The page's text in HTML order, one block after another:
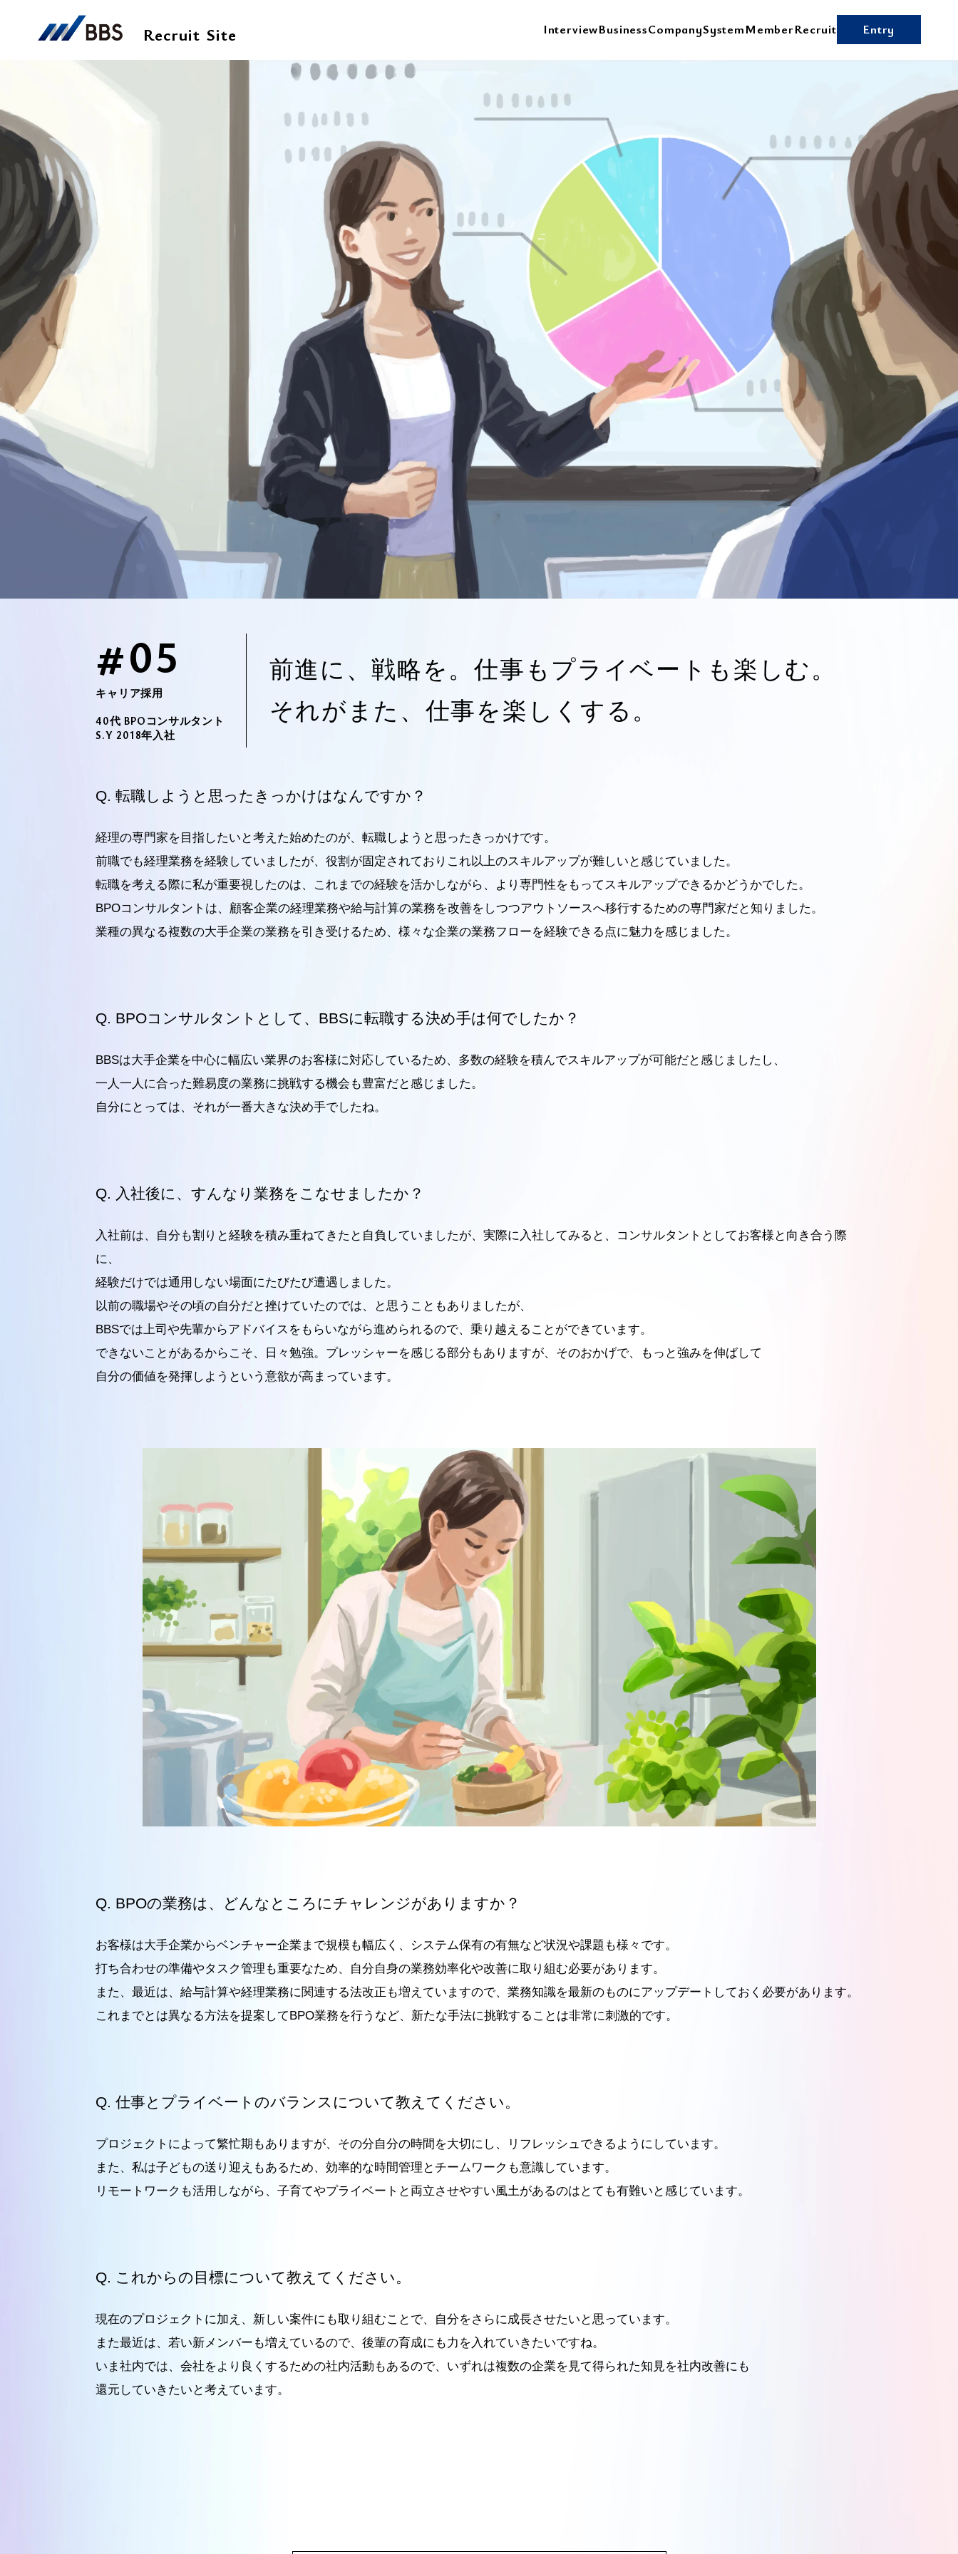
Recruit Site InterviewBusinessCompanySystemMemberRecruit Entry
Entry
新卒採用2027年卒
インターンシップ
#05
キャリア採用
40代 BPOコンサルタント
S.Y 2018年入社
前進に、戦略を。仕事もプライベートも楽しむ。
それがまた、仕事を楽しくする。
転職しようと思ったきっかけはなんですか？
経理の専門家を目指したいと考えた始めたのが、転職しようと思ったきっかけです。
前職でも経理業務を経験していましたが、役割が固定されておりこれ以上のスキルアップが難しいと感じていました。
転職を考える際に私が重要視したのは、これまでの経験を活かしながら、より専門性をもってスキルアップできるかどうかでした。
BPOコンサルタントは、顧客企業の経理業務や給与計算の業務を改善をしつつアウトソースへ移行するための専門家だと知りました。
業種の異なる複数の大手企業の業務を引き受けるため、様々な企業の業務フローを経験できる点に魅力を感じました。
BPOコンサルタントとして、BBSに転職する決め手は何でしたか？
BBSは大手企業を中心に幅広い業界のお客様に対応しているため、多数の経験を積んでスキルアップが可能だと感じましたし、
一人一人に合った難易度の業務に挑戦する機会も豊富だと感じました。
自分にとっては、それが一番大きな決め手でしたね。
入社後に、すんなり業務をこなせましたか？
入社前は、自分も割りと経験を積み重ねてきたと自負していましたが、実際に入社してみると、コンサルタントとしてお客様と向き合う際
に、
経験だけでは通用しない場面にたびたび遭遇しました。
以前の職場やその頃の自分だと挫けていたのでは、と思うこともありましたが、
BBSでは上司や先輩からアドバイスをもらいながら進められるので、乗り越えることができています。
できないことがあるからこそ、日々勉強。プレッシャーを感じる部分もありますが、そのおかげで、もっと強みを伸ばして
自分の価値を発揮しようという意欲が高まっています。
BPOの業務は、どんなところにチャレンジがありますか？
お客様は大手企業からベンチャー企業まで規模も幅広く、システム保有の有無など状況や課題も様々です。
打ち合わせの準備やタスク管理も重要なため、自分自身の業務効率化や改善に取り組む必要があります。
また、最近は、給与計算や経理業務に関連する法改正も増えていますので、業務知識を最新のものにアップデートしておく必要があります。
これまでとは異なる方法を提案してBPO業務を行うなど、新たな手法に挑戦することは非常に刺激的です。
仕事とプライベートのバランスについて教えてください。
プロジェクトによって繁忙期もありますが、その分自分の時間を大切にし、リフレッシュできるようにしています。
また、私は子どもの送り迎えもあるため、効率的な時間管理とチームワークも意識しています。
リモートワークも活用しながら、子育てやプライベートと両立させやすい風土があるのはとても有難いと感じています。
これからの目標について教えてください。
現在のプロジェクトに加え、新しい案件にも取り組むことで、自分をさらに成長させたいと思っています。
また最近は、若い新メンバーも増えているので、後輩の育成にも力を入れていきたいですね。
いま社内では、会社をより良くするための社内活動もあるので、いずれは複数の企業を見て得られた知見を社内改善にも
還元していきたいと考えています。